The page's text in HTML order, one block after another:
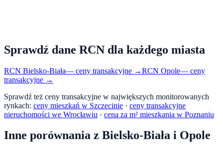
Sprawdź dane RCN dla każdego miasta
RCN Bielsko-Biała— ceny transakcyjne →RCN Opole— ceny
transakcyjne →
Sprawdź też ceny transakcyjne w największych monitorowanych
rynkach: ceny mieszkań w Szczecinie · ceny transakcyjne
nieruchomości we Wrocławiu · cena za m² mieszkania w Poznaniu
Inne porównania z Bielsko-Biała i Opole